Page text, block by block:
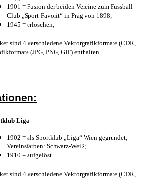
1901 = Fusion der beiden Vereine zum Fussball
Club „Sport-Favorit“ in Prag von 1898;
1945 = erloschen;
sind 4 verschiedene Vektorgrafikformate (CDR,
(JPG, PNG, GIF) enthalten.
Liga
1902 = als Sportklub „Liga“ Wien gegründet;
Vereinsfarben: Schwarz-Weiß;
1910 = aufgelöst
sind 4 verschiedene Vektorgrafikformate (CDR,